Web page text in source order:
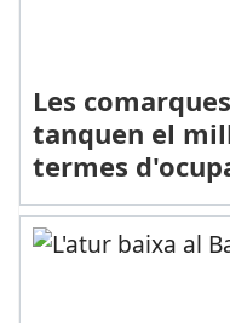
Les
tanquen el
termes